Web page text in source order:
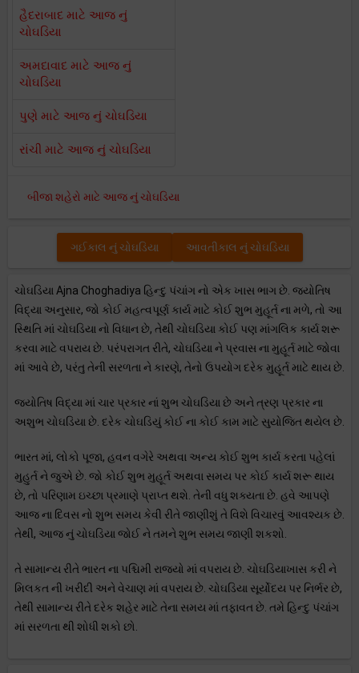
હૈદરાબાદ માટે આજ નું
ચોઘડિયા
અમદાવાદ માટે આજ નું
ચોઘડિયા
પુણે માટે આજ નું ચોઘડિયા
રાંચી માટે આજ નું ચોઘડિયા
બીજા શહેરો માટે આજ નું ચોઘડિયા
ગઈકાલ નું ચોઘડિયા આવતીકાલ નું ચોઘડિયા
ચોઘડિયા Ajna Choghadiya હિન્દુ પંચાંગ નો એક ખાસ ભાગ છે. જ્યોતિષ
વિદ્યા અનુસાર, જો કોઈ મહત્વપૂર્ણ કાર્ય માટે કોઈ શુભ મુહૂર્ત ના મળે, તો આ
સ્થિતિ માં ચોઘડિયા નો વિધાન છે, તેથી ચોઘડિયા કોઈ પણ માંગલિક કાર્ય શરૂ
કરવા માટે વપરાય છે. પરંપરાગત રીતે, ચોઘડિયા ને પ્રવાસ ના મુહૂર્ત માટે જોવા
માં આવે છે, પરંતુ તેની સરળતા ને કારણે, તેનો ઉપયોગ દરેક મુહૂર્ત માટે થાય છે.
જ્યોતિષ વિદ્યા માં ચાર પ્રકાર નાં શુભ ચોઘડિયા છે અને ત્રણ પ્રકાર ના
અશુભ ચોઘડિયા છે. દરેક ચોઘડિયું કોઈ ના કોઈ કામ માટે સુયોજિત થયેલ છે.
ભારત માં, લોકો પૂજા, હવન વગેરે અથવા અન્ય કોઈ શુભ કાર્ય કરતા પહેલાં
મુહુર્ત ને જુએ છે. જો કોઈ શુભ મુહૂર્ત અથવા સમય પર કોઈ કાર્ય શરૂ થાય
છે, તો પરિણામ ઇચ્છા પ્રમાણે પ્રાપ્ત થશે. તેની વધુ શક્યતા છે. હવે આપણે
આજ ના દિવસ નો શુભ સમય કેવી રીતે જાણીશું તે વિશે વિચારવું આવશ્યક છે.
તેથી, આજ નું ચોઘડિયા જોઈ ને તમને શુભ સમય જાણી શકશો.
તે સામાન્ય રીતે ભારત ના પશ્ચિમી રાજ્યો માં વપરાય છે. ચોઘડિયાખાસ કરી ને
મિલકત ની ખરીદી અને વેચાણ માં વપરાય છે. ચોઘડિયા સૂર્યોદય પર નિર્ભર છે,
તેથી સામાન્ય રીતે દરેક શહેર માટે તેના સમય માં તફાવત છે. તમે હિન્દુ પંચાંગ
માં સરળતા થી શોધી શકો છો.